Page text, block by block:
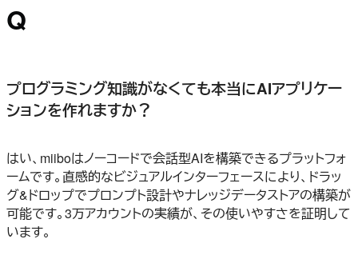
Q
プログラミング知識がなくても本当にAIアプリケー
ションを作れますか？
はい、miiboはノーコードで会話型AIを構築できるプラットフォ
ームです。直感的なビジュアルインターフェースにより、ドラッ
グ&ドロップでプロンプト設計やナレッジデータストアの構築が
可能です。3万アカウントの実績が、その使いやすさを証明して
います。